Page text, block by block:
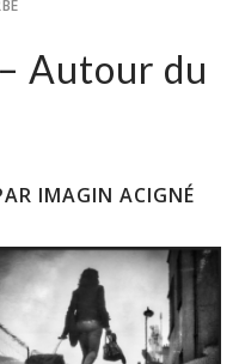
Autour du
IMAGIN ACIGNÉ